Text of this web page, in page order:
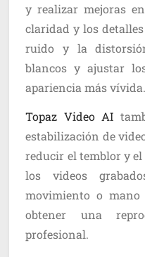
y realizar mejoras
claridad y los
ruido y la
blancos y ajustar
apariencia más vívida.
Topaz Video AI
estabilización de
reducir el temblor y
los videos
movimiento o mano
obtener una
profesional.